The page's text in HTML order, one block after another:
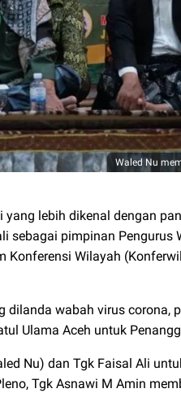
Waled Nu
yang lebih dikenal dengan
sebagai pimpinan Pengurus
Wilayah
wabah virus corona,
Ulama Aceh untuk
Nu) dan Tgk Faisal Ali
Tgk Asnawi M Amin